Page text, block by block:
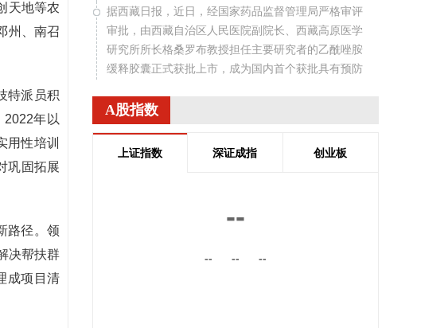
天地等农
州、南召
特派员积
年以
用性培训
巩固拓展
路径。领
决帮扶群
成项目清
据西藏日报，近日，经国家药品监督管理局严格审评
审批，由西藏自治区人民医院副院长、西藏高原医学
研究所所长格桑罗布教授担任主要研究者的乙酰唑胺
缓释胶囊正式获批上市，成为国内首个获批具有预防
了我国无专门预防急性高原病专用药的历史，进一步
丰富了高原医学防治手段，为高原群众、广大进藏人
群及高原重大项目建设提供了坚实的健康保障，同时
据自然资源部，今年第9号台风“白海豚”（强台风级）
日，东海出现6—9米狂浪到狂涛区，达到近海橙色警
A股指数
上证指数 深证成指 创业板
--
-- -- --